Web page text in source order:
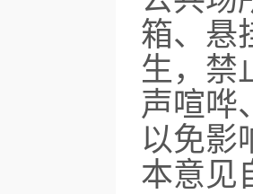
箱、悬
生，禁
声喧哗
以免影
本意见